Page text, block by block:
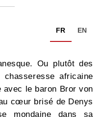
FR EN
Ou plutôt des
chasseresse africaine
avec le baron Bror von
cœur brisé de Denys
mondaine dans sa